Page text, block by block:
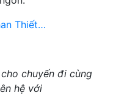
Thiết…
chuyến đi cùng
hệ với